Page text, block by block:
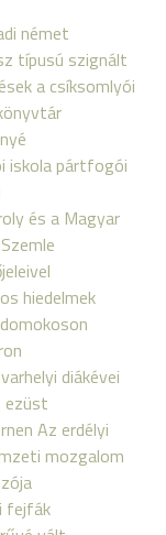
német
típusú szignált
a csíksomlyói
iskola pártfogói
és a Magyar
hiedelmek
diákévei
ezüst
Az erdélyi
mozgalom
fejfák